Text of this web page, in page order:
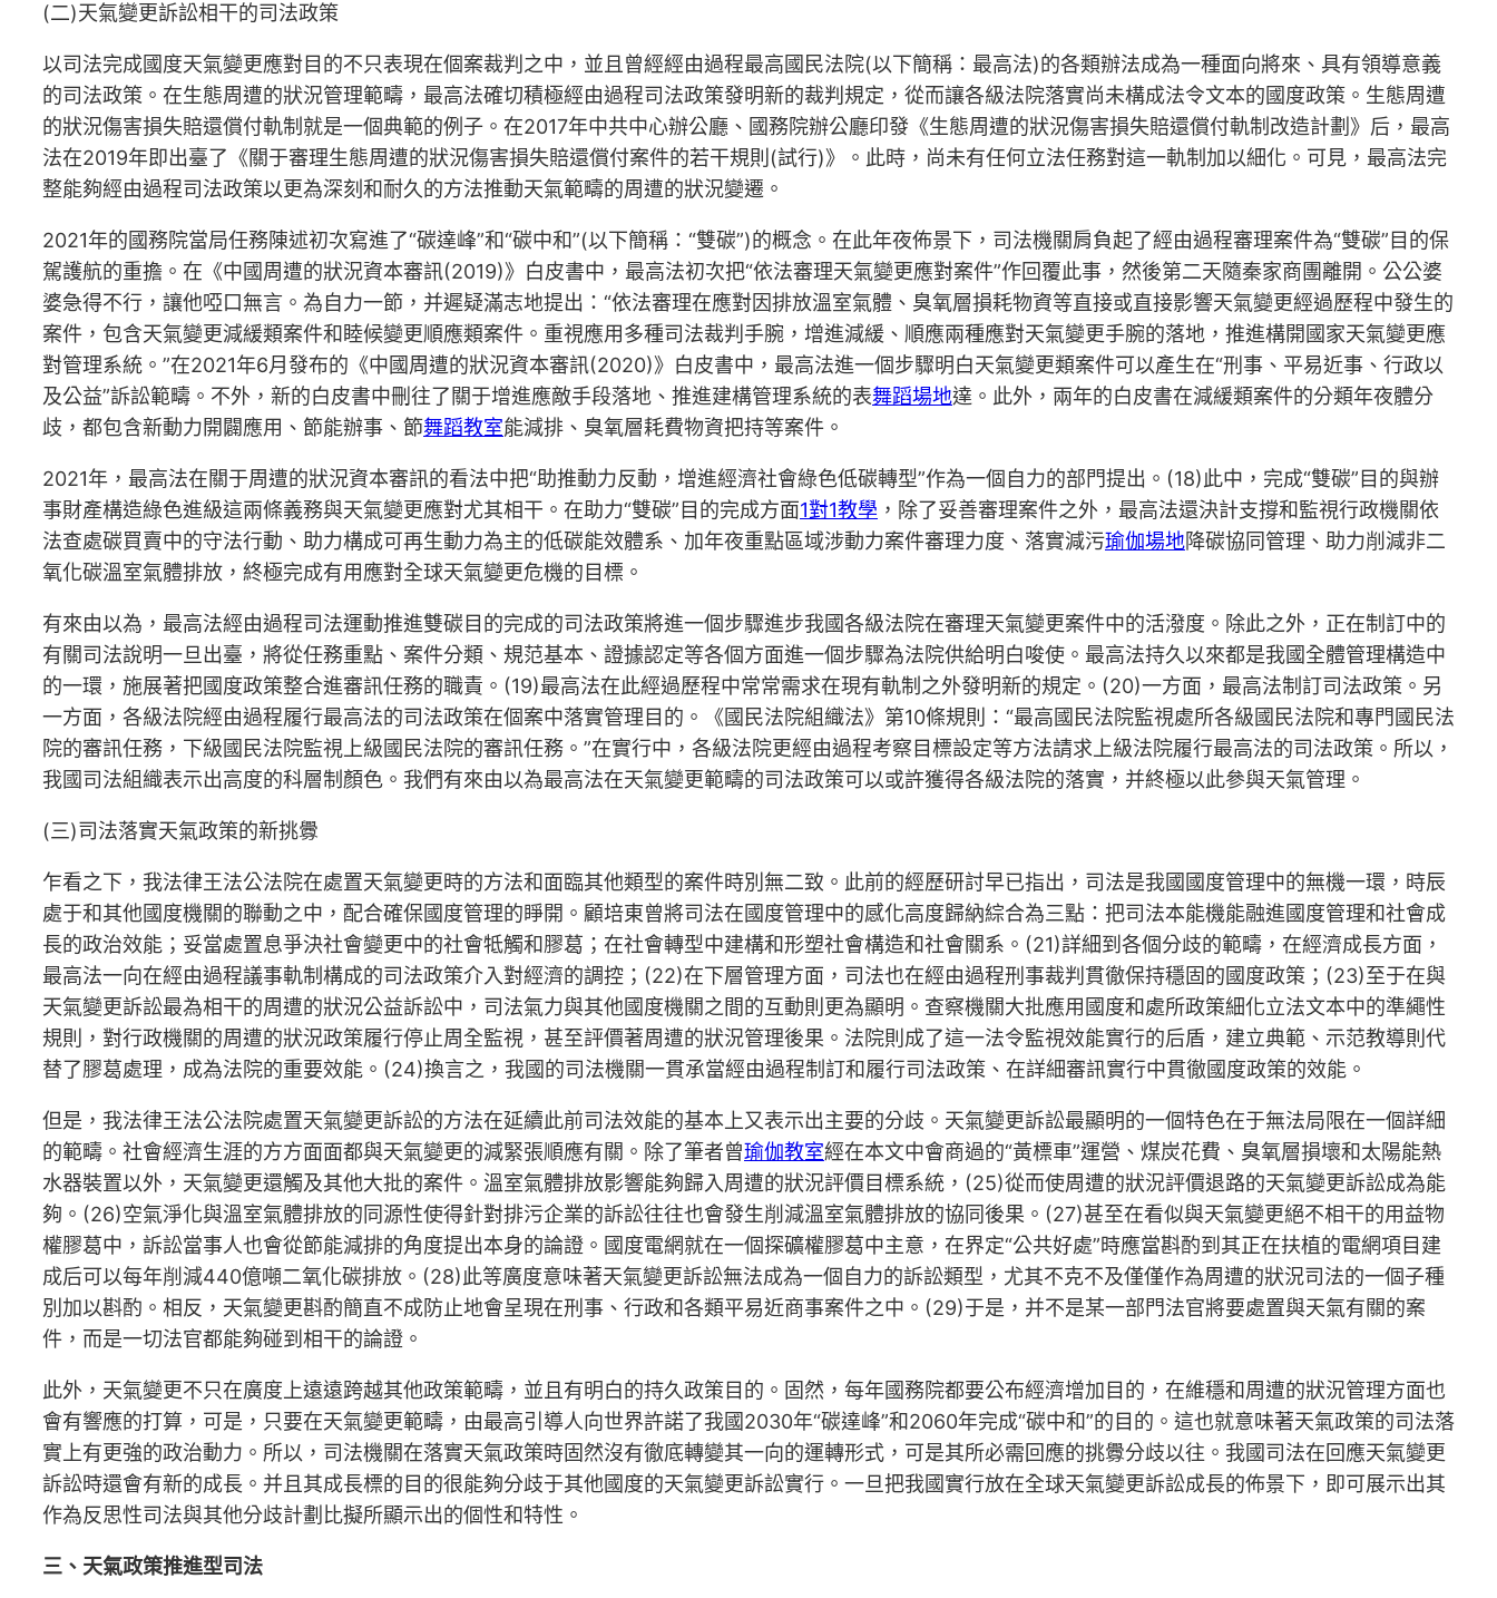
(二)天氣變更訴訟相干的司法政策
以司法完成國度天氣變更應對目的不只表現在個案裁判之中，並且曾經經由過程最高國民法院(以下簡稱：最高法)的各類辦法成為一種面向將來、具有領導意義
的司法政策。在生態周遭的狀況管理範疇，最高法確切積極經由過程司法政策發明新的裁判規定，從而讓各級法院落實尚未構成法令文本的國度政策。生態周遭
的狀況傷害損失賠還償付軌制就是一個典範的例子。在2017年中共中心辦公廳、國務院辦公廳印發《生態周遭的狀況傷害損失賠還償付軌制改造計劃》后，最高
法在2019年即出臺了《關于審理生態周遭的狀況傷害損失賠還償付案件的若干規則(試行)》。此時，尚未有任何立法任務對這一軌制加以細化。可見，最高法完
整能夠經由過程司法政策以更為深刻和耐久的方法推動天氣範疇的周遭的狀況變遷。
2021年的國務院當局任務陳述初次寫進了“碳達峰”和“碳中和”(以下簡稱：“雙碳”)的概念。在此年夜佈景下，司法機關肩負起了經由過程審理案件為“雙碳”目的保
駕護航的重擔。在《中國周遭的狀況資本審訊(2019)》白皮書中，最高法初次把“依法審理天氣變更應對案件”作回覆此事，然後第二天隨秦家商團離開。公公婆
婆急得不行，讓他啞口無言。為自力一節，并遲疑滿志地提出：“依法審理在應對因排放溫室氣體、臭氧層損耗物資等直接或直接影響天氣變更經過歷程中發生的
案件，包含天氣變更減緩類案件和睦候變更順應類案件。重視應用多種司法裁判手腕，增進減緩、順應兩種應對天氣變更手腕的落地，推進構開國家天氣變更應
對管理系統。”在2021年6月發布的《中國周遭的狀況資本審訊(2020)》白皮書中，最高法進一個步驟明白天氣變更類案件可以產生在“刑事、平易近事、行政以
及公益”訴訟範疇。不外，新的白皮書中刪往了關于增進應敵手段落地、推進建構管理系統的表舞蹈場地達。此外，兩年的白皮書在減緩類案件的分類年夜體分
歧，都包含新動力開闢應用、節能辦事、節舞蹈教室能減排、臭氧層耗費物資把持等案件。
2021年，最高法在關于周遭的狀況資本審訊的看法中把“助推動力反動，增進經濟社會綠色低碳轉型”作為一個自力的部門提出。(18)此中，完成“雙碳”目的與辦
事財產構造綠色進級這兩條義務與天氣變更應對尤其相干。在助力“雙碳”目的完成方面1對1教學 ，除了妥善審理案件之外，最高法還決計支撐和監視行政機關依
法查處碳買賣中的守法行動、助力構成可再生動力為主的低碳能效體系、加年夜重點區域涉動力案件審理力度、落實減污瑜伽場地降碳協同管理、助力削減非二
氧化碳溫室氣體排放，終極完成有用應對全球天氣變更危機的目標。
有來由以為，最高法經由過程司法運動推進雙碳目的完成的司法政策將進一個步驟進步我國各級法院在審理天氣變更案件中的活潑度。除此之外，正在制訂中的
有關司法說明一旦出臺，將從任務重點、案件分類、規范基本、證據認定等各個方面進一個步驟為法院供給明白唆使。最高法持久以來都是我國全體管理構造中
的一環，施展著把國度政策整合進審訊任務的職責。(19)最高法在此經過歷程中常常需求在現有軌制之外發明新的規定。(20)一方面，最高法制訂司法政策。另
一方面，各級法院經由過程履行最高法的司法政策在個案中落實管理目的。《國民法院組織法》第10條規則：“最高國民法院監視處所各級國民法院和專門國民法
院的審訊任務，下級國民法院監視上級國民法院的審訊任務。”在實行中，各級法院更經由過程考察目標設定等方法請求上級法院履行最高法的司法政策。所以，
我國司法組織表示出高度的科層制顏色。我們有來由以為最高法在天氣變更範疇的司法政策可以或許獲得各級法院的落實，并終極以此參與天氣管理。
(三)司法落實天氣政策的新挑釁
乍看之下，我法律王法公法院在處置天氣變更時的方法和面臨其他類型的案件時別無二致。此前的經歷研討早已指出，司法是我國國度管理中的無機一環，時辰
處于和其他國度機關的聯動之中，配合確保國度管理的睜開。顧培東曾將司法在國度管理中的感化高度歸納綜合為三點：把司法本能機能融進國度管理和社會成
長的政治效能；妥當處置息爭決社會變更中的社會牴觸和膠葛；在社會轉型中建構和形塑社會構造和社會關系。(21)詳細到各個分歧的範疇，在經濟成長方面，
最高法一向在經由過程議事軌制構成的司法政策介入對經濟的調控；(22)在下層管理方面，司法也在經由過程刑事裁判貫徹保持穩固的國度政策；(23)至于在與
天氣變更訴訟最為相干的周遭的狀況公益訴訟中，司法氣力與其他國度機關之間的互動則更為顯明。查察機關大批應用國度和處所政策細化立法文本中的準繩性
規則，對行政機關的周遭的狀況政策履行停止周全監視，甚至評價著周遭的狀況管理後果。法院則成了這一法令監視效能實行的后盾，建立典範、示范教導則代
替了膠葛處理，成為法院的重要效能。(24)換言之，我國的司法機關一貫承當經由過程制訂和履行司法政策、在詳細審訊實行中貫徹國度政策的效能。
但是，我法律王法公法院處置天氣變更訴訟的方法在延續此前司法效能的基本上又表示出主要的分歧。天氣變更訴訟最顯明的一個特色在于無法局限在一個詳細
的範疇。社會經濟生涯的方方面面都與天氣變更的減緊張順應有關。除了筆者曾瑜伽教室經在本文中會商過的“黃標車”運營、煤炭花費、臭氧層損壞和太陽能熱
水器裝置以外，天氣變更還觸及其他大批的案件。溫室氣體排放影響能夠歸入周遭的狀況評價目標系統，(25)從而使周遭的狀況評價退路的天氣變更訴訟成為能
夠。(26)空氣淨化與溫室氣體排放的同源性使得針對排污企業的訴訟往往也會發生削減溫室氣體排放的協同後果。(27)甚至在看似與天氣變更絕不相干的用益物
權膠葛中，訴訟當事人也會從節能減排的角度提出本身的論證。國度電網就在一個探礦權膠葛中主意，在界定“公共好處”時應當斟酌到其正在扶植的電網項目建
成后可以每年削減440億噸二氧化碳排放。(28)此等廣度意味著天氣變更訴訟無法成為一個自力的訴訟類型，尤其不克不及僅僅作為周遭的狀況司法的一個子種
別加以斟酌。相反，天氣變更斟酌簡直不成防止地會呈現在刑事、行政和各類平易近商事案件之中。(29)于是，并不是某一部門法官將要處置與天氣有關的案
件，而是一切法官都能夠碰到相干的論證。
此外，天氣變更不只在廣度上遠遠跨越其他政策範疇，並且有明白的持久政策目的。固然，每年國務院都要公布經濟增加目的，在維穩和周遭的狀況管理方面也
會有響應的打算，可是，只要在天氣變更範疇，由最高引導人向世界許諾了我國2030年“碳達峰”和2060年完成“碳中和”的目的。這也就意味著天氣政策的司法落
實上有更強的政治動力。所以，司法機關在落實天氣政策時固然沒有徹底轉變其一向的運轉形式，可是其所必需回應的挑釁分歧以往。我國司法在回應天氣變更
訴訟時還會有新的成長。并且其成長標的目的很能夠分歧于其他國度的天氣變更訴訟實行。一旦把我國實行放在全球天氣變更訴訟成長的佈景下，即可展示出其
作為反思性司法與其他分歧計劃比擬所顯示出的個性和特性。
三、天氣政策推進型司法